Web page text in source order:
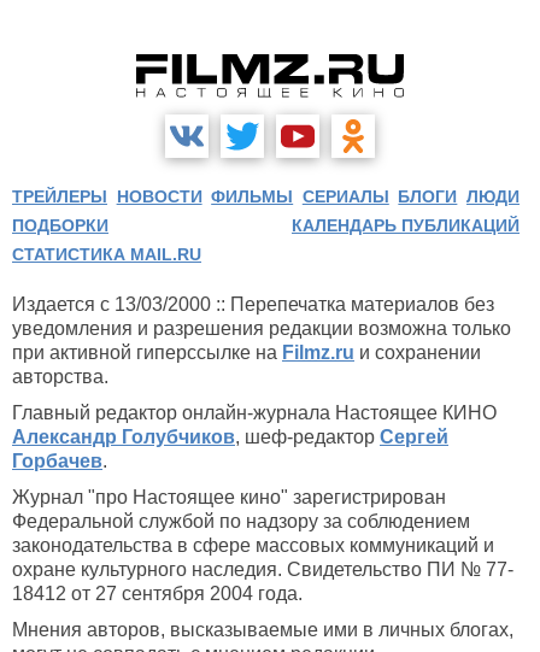
ТРЕЙЛЕРЫ НОВОСТИ ФИЛЬМЫ СЕРИАЛЫ БЛОГИ ЛЮДИ
ПОДБОРКИ
КАЛЕНДАРЬ ПУБЛИКАЦИЙ
СТАТИСТИКА MAIL.RU
Издается с 13/03/2000 :: Перепечатка материалов без
уведомления и разрешения редакции возможна только
при активной гиперссылке на Filmz.ru и сохранении
авторства.
Главный редактор онлайн-журнала Настоящее КИНО
Александр Голубчиков, шеф-редактор Сергей
Горбачев.
Журнал "про Настоящее кино" зарегистрирован
Федеральной службой по надзору за соблюдением
законодательства в сфере массовых коммуникаций и
охране культурного наследия. Свидетельство ПИ № 77-
18412 от 27 сентября 2004 года.
Мнения авторов, высказываемые ими в личных блогах,